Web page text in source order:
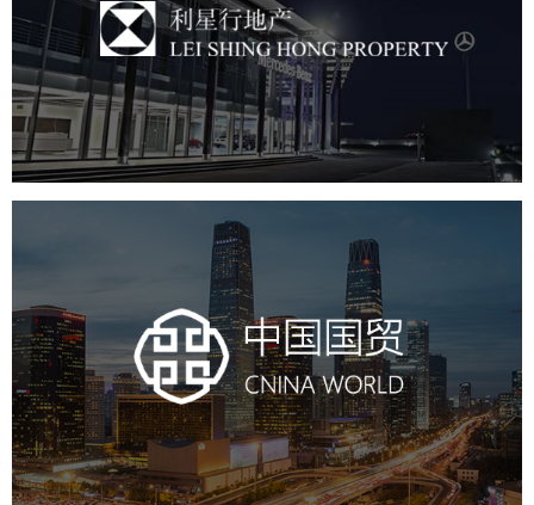
房地产 商业地产 地产网站建设
中国国贸
房地产 商业地产 地产网站建设
地产网站设计
网站建设
电商网站